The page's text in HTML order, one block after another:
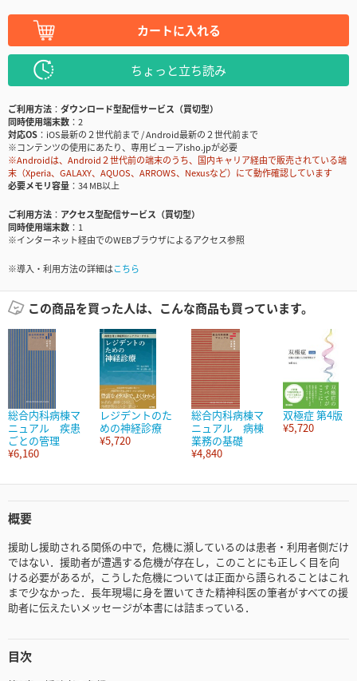
カートに入れる
ちょっと立ち読み
ご利用方法
ダウンロード型配信サービス（買切型）
同時使用端末数
2
対応OS
iOS最新の２世代前まで / Android最新の２世代前まで
※コンテンツの使用にあたり、専用ビューアisho.jpが必要
※Androidは、Android２世代前の端末のうち、国内キャリア経由で販売されている端
末（Xperia、GALAXY、AQUOS、ARROWS、Nexusなど）にて動作確認しています
必要メモリ容量
34 MB以上
ご利用方法
アクセス型配信サービス（買切型）
同時使用端末数
1
※インターネット経由でのWEBブラウザによるアクセス参照
※導入・利用方法の詳細はこちら
この商品を買った人は、こんな商品も買っています。
総合内科病棟マ
ニュアル 疾患
ごとの管理
¥6,160
レジデントのた
めの神経診療
¥5,720
総合内科病棟マ
ニュアル 病棟
業務の基礎
¥4,840
双極症 第4版
¥5,720
概要
援助し援助される関係の中で，危機に瀕しているのは患者・利用者側だけ
ではない．援助者が遭遇する危機が存在し，このことにも正しく目を向
ける必要があるが，こうした危機については正面から語られることはこれ
まで少なかった．長年現場に身を置いてきた精神科医の筆者がすべての援
助者に伝えたいメッセージが本書には詰まっている．
目次